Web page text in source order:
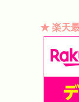
★ 楽天